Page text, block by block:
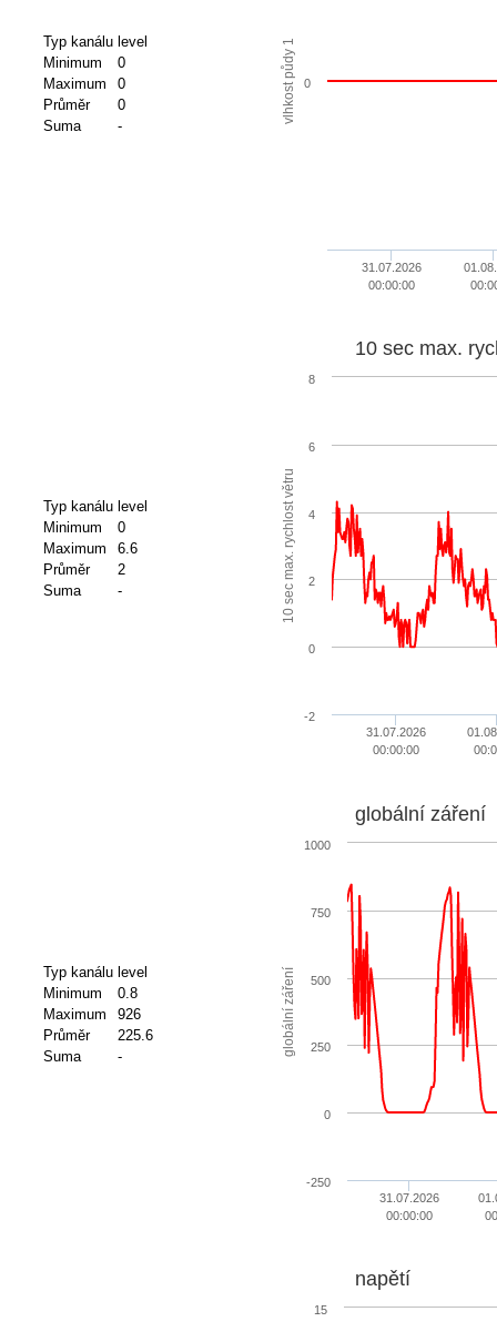
Typ kanálu level
Minimum
0
Maximum
0
Průměr
0
Suma
-
vlhkost půdy 1
31.07.2026
00:00:00
0
Typ kanálu level
Minimum
0
Maximum
6.6
Průměr
2
Suma
- 10 sec max. rychlost větru
10 sec max.
31.07.2026
00:00:00
-2
0
2
4
6
8
Typ kanálu level
Minimum
0.8
Maximum
926
Průměr
225.6
Suma
- globální záření
globální záření
31.07.2026
00:00:00
0
1000
-250
250
500
750
napětí
15